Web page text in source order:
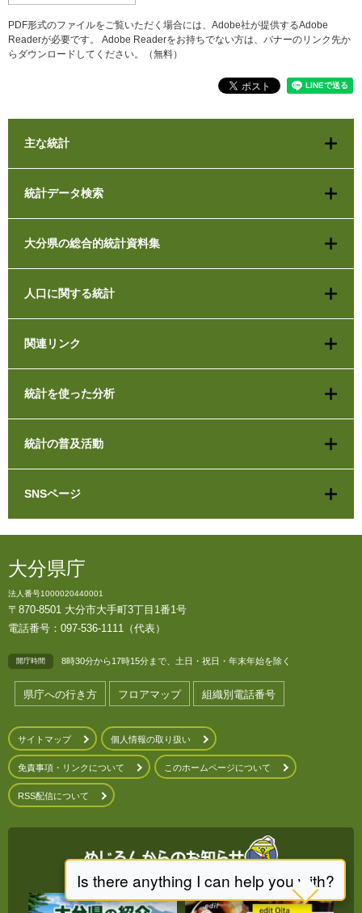
PDF形式のファイルをご覧いただく場合には、Adobe社が提供するAdobe
Readerが必要です。
Adobe Readerをお持ちでない方は、バナーのリンク先か
らダウンロードしてください。（無料）
主な統計
統計データ検索
大分県の総合的統計資料集
人口に関する統計
関連リンク
統計を使った分析
統計の普及活動
SNSページ
大分県庁
法人番号1000020440001
〒870-8501 大分市大手町3丁目1番1号
電話番号：097-536-1111（代表）
開庁時間 8時30分から17時15分まで、土日・祝日・年末年始を除く
県庁への行き方 フロアマップ 組織別電話番号
サイトマップ 個人情報の取り扱い
免責事項・リンクについて このホームページについて
RSS配信について